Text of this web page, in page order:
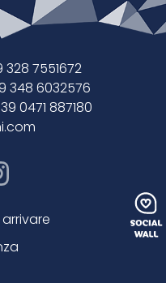
7551672
348 6032576
0471 887180